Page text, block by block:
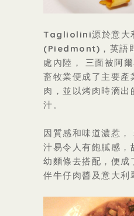
Tagliolini源於意大
(Piedmont)，英語
處內陸， 三面被阿
畜牧業便成了主要產
肉，並以烤肉時滴出
汁。
因質感和味道濃惹
汁易令人有飽膩感，
幼麵條去搭配，便
伴牛仔肉醬及意大利